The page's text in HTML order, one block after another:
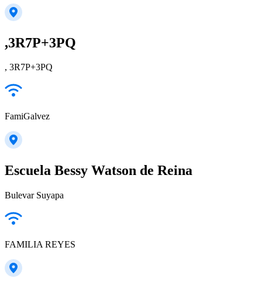
,3R7P+3PQ
, 3R7P+3PQ
FamiGalvez
Escuela Bessy Watson de Reina
Bulevar Suyapa
FAMILIA REYES